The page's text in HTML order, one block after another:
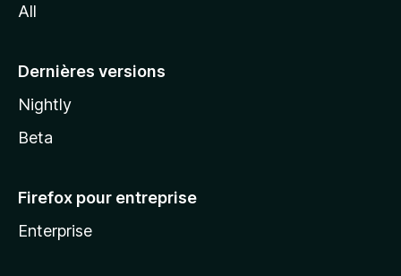
lAll
Dernières versions
Nightly
Beta
Firefox pour entreprise
Enterprise